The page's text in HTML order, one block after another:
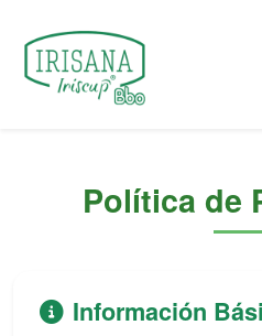
Política de
Información